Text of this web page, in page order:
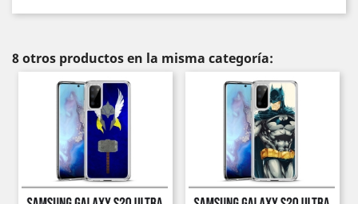
8 otros productos en la misma categoría: